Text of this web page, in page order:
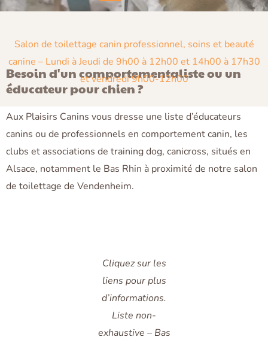
Salon de toilettage canin professionnel, soins et beauté
canine – Lundi à Jeudi de 9h00 à 12h00 et 14h00 à 17h30
et vendredi 9h00-12h00
Besoin d'un comportementaliste ou un
éducateur pour chien ?
Aux Plaisirs Canins vous dresse une liste d’éducateurs
canins ou de professionnels en comportement canin, les
clubs et associations de training dog, canicross, situés en
Alsace, notamment le Bas Rhin à proximité de notre salon
de toilettage de Vendenheim.
Cliquez sur les
liens pour plus
d’informations.
Liste non-
exhaustive – Bas